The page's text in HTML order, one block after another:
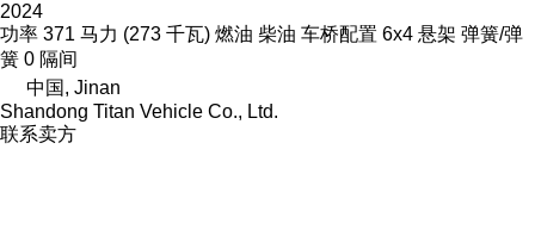
2024
功率 371 马力 (273 千瓦) 燃油 柴油 车桥配置 6x4 悬架 弹簧/弹
簧 0 隔间
中国, Jinan
Shandong Titan Vehicle Co., Ltd.
联系卖方